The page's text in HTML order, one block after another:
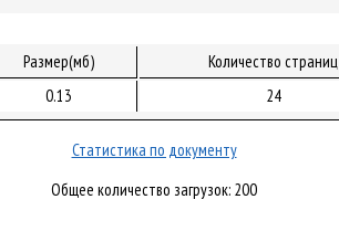
Размер(мб) Количество страниц
0.13 24
Статистика по документу
Общее количество загрузок: 200